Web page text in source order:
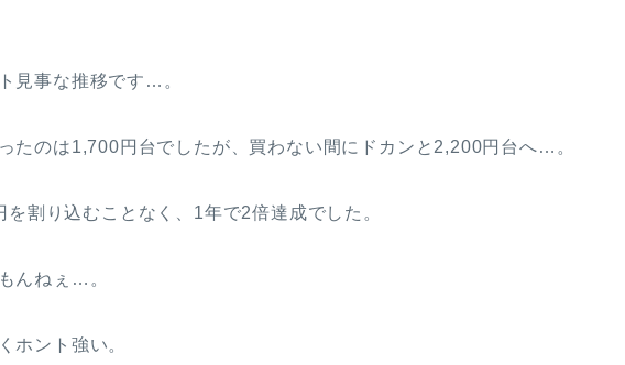
見事な推移です…。
たのは1,700円台でしたが、買わない間にドカンと2,200円台へ…。
割り込むことなく、1年で2倍達成でした。
んねぇ…。
ホント強い。